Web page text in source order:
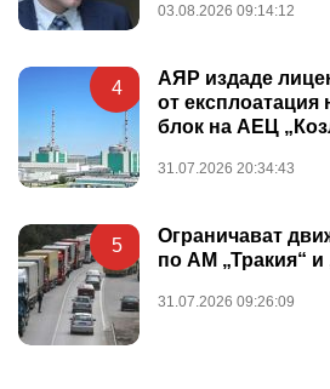
03.08.2026 09:14:12
4
АЯР издаде
от експлоатация
блок на АЕЦ
31.07.2026 20:34:43
5
Ограничават
по АМ „Тракия“ и
31.07.2026 09:26:09